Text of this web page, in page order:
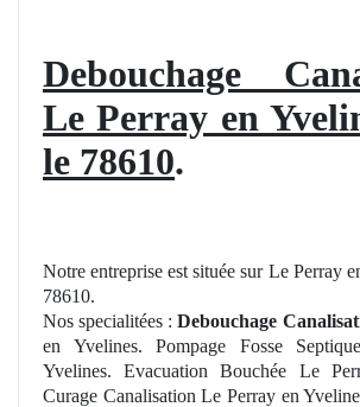
Debouchage
Le Perray en
le 78610.
Notre entreprise est située sur Le Perray
78610.
Nos specialitées :Debouchage
en Yvelines. Pompage Fosse
Yvelines. Evacuation Bouchée Le
Curage Canalisation Le Perray en